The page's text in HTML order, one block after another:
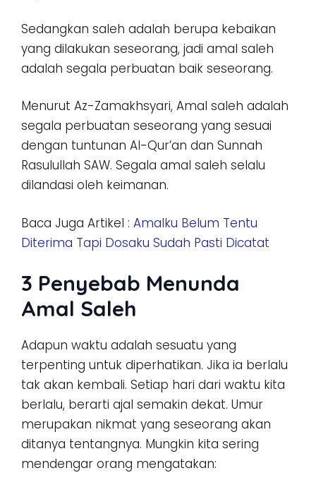
Sedangkan saleh adalah berupa kebaikan
yang dilakukan seseorang, jadi amal saleh
adalah segala perbuatan baik seseorang.
Menurut Az-Zamakhsyari, Amal saleh adalah
segala perbuatan seseorang yang sesuai
dengan tuntunan Al-Qur’an dan Sunnah
Rasulullah SAW. Segala amal saleh selalu
dilandasi oleh keimanan.
Baca Juga Artikel : Amalku Belum Tentu
Diterima Tapi Dosaku Sudah Pasti Dicatat
3 Penyebab Menunda
Amal Saleh
Adapun waktu adalah sesuatu yang
terpenting untuk diperhatikan. Jika ia berlalu
tak akan kembali. Setiap hari dari waktu kita
berlalu, berarti ajal semakin dekat. Umur
merupakan nikmat yang seseorang akan
ditanya tentangnya. Mungkin kita sering
mendengar orang mengatakan: